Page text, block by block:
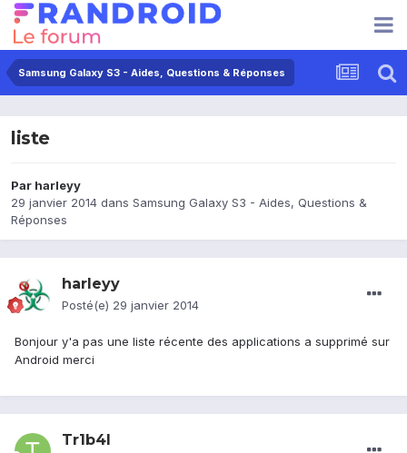
Samsung Galaxy S3 - Aides, Questions & Réponses
liste
Par harleyy
29 janvier 2014 dans Samsung Galaxy S3 - Aides, Questions &
Réponses
harleyy
Posté(e) 29 janvier 2014
Bonjour y'a pas une liste récente des applications a supprimé sur
Android merci
Tr1b4l